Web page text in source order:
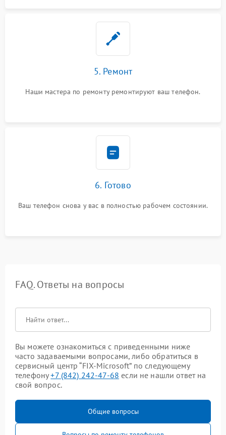
5. Ремонт
Наши мастера по ремонту ремонтируют ваш телефон.
6. Готово
Ваш телефон снова у вас в полностью рабочем состоянии.
FAQ. Ответы на вопросы
Вы можете ознакомиться с приведенными ниже
часто задаваемыми вопросами, либо обратиться в
сервисный центр “FIX-Microsoft” по следующему
телефону+7 (842) 242-47-68 если не нашли ответ на
свой вопрос.
Общие вопросы